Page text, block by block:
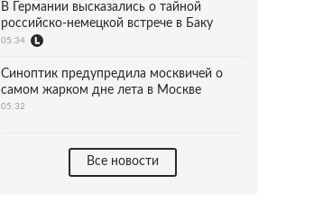
В Германии высказались о тайной
российско-немецкой встрече в Баку
05:34
Синоптик предупредила москвичей о
самом жарком дне лета в Москве
05:32
Все новости